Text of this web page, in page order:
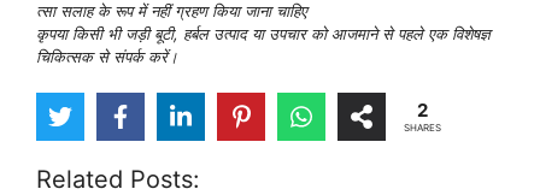
त्सा सलाह के रूप में नहीं ग्रहण किया जाना चाहिए
कृपया किसी भी जड़ी बूटी, हर्बल उत्पाद या उपचार को आजमाने से पहले एक विशेषज्ञ
चिकित्सक से संपर्क करें।
2
SHARES
Related Posts: